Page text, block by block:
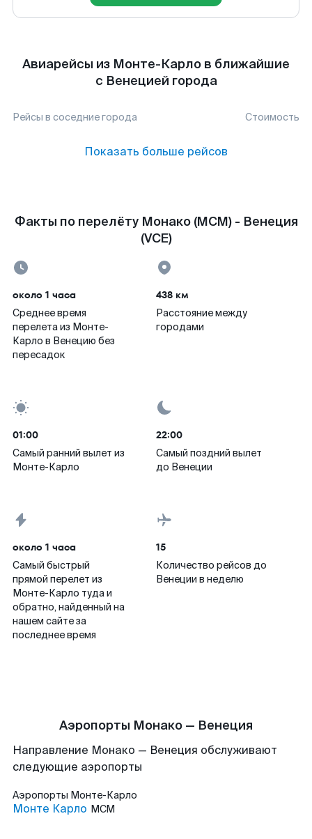
Авиарейсы из Монте-Карло в ближайшие
с Венецией города
Рейсы в соседние города Стоимость
Показать больше рейсов
Факты по перелёту Монако (MCM) - Венеция
(VCE)
около 1 часа
Среднее время
перелета из Монте-
Карло в Венецию без
пересадок
438 км
Расстояние между
городами
01:00
Самый ранний вылет из
Монте-Карло
22:00
Самый поздний вылет
до Венеции
около 1 часа
Самый быстрый
прямой перелет из
Монте-Карло туда и
обратно, найденный на
нашем сайте за
последнее время
15
Количество рейсов до
Венеции в неделю
Аэропорты Монако — Венеция
Направление Монако — Венеция обслуживают
следующие аэропорты
Аэропорты Монте-Карло
Монте Карло MCM